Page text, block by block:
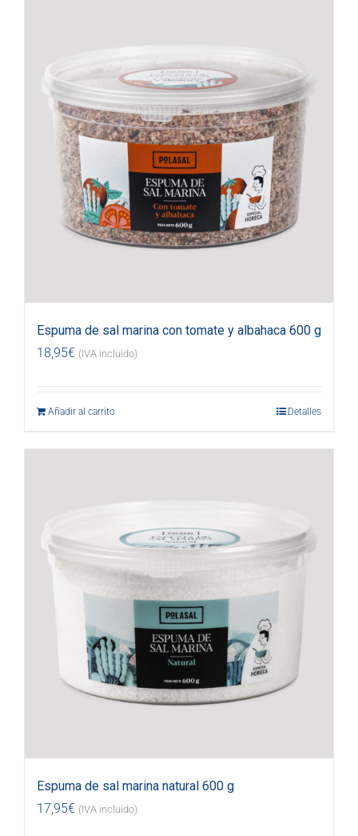
Espuma de sal marina con tomate y albahaca 600 g
18,95€ (IVA incluido)
Añadir al carrito Detalles
Espuma de sal marina natural 600 g
17,95€ (IVA incluido)